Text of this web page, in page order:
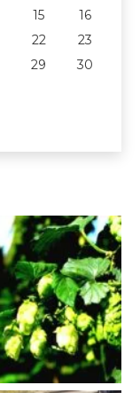
15
16
22
23
29
30